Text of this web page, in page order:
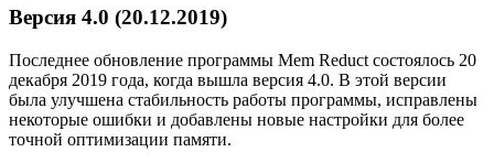
Версия 4.0 (20.12.2019)
Последнее обновление программы Mem Reduct состоялось 20
декабря 2019 года, когда вышла версия 4.0. В этой версии
была улучшена стабильность работы программы, исправлены
некоторые ошибки и добавлены новые настройки для более
точной оптимизации памяти.